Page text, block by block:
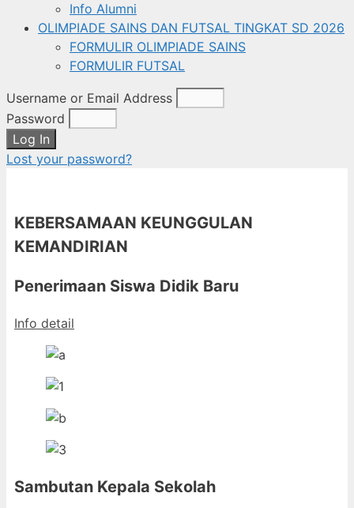
Info Alumni
OLIMPIADE SAINS DAN FUTSAL TINGKAT SD 2026
FORMULIR OLIMPIADE SAINS
FORMULIR FUTSAL
Username or Email Address
Password
Log In
Lost your password?
KEBERSAMAAN KEUNGGULAN
KEMANDIRIAN
Penerimaan Siswa Didik Baru
Info detail
Sambutan Kepala Sekolah